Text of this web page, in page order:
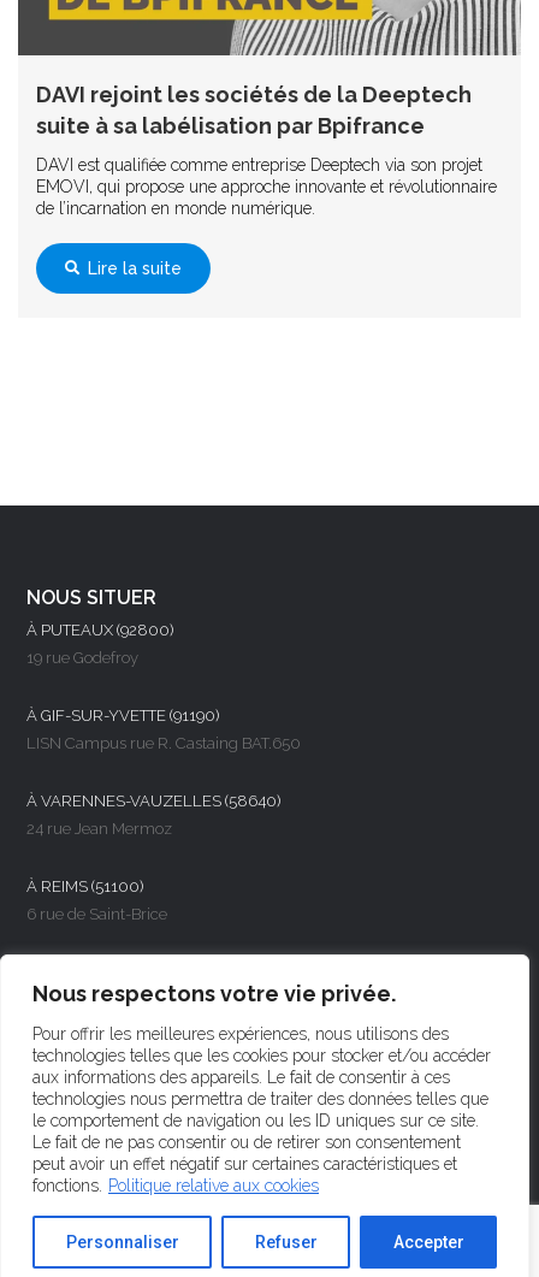
Nous respectons votre vie privée.
Pour offrir les meilleures expériences, nous utilisons des
technologies telles que les cookies pour stocker et/ou accéder
aux informations des appareils. Le fait de consentir à ces
technologies nous permettra de traiter des données telles que
le comportement de navigation ou les ID uniques sur ce site.
Le fait de ne pas consentir ou de retirer son consentement
peut avoir un effet négatif sur certaines caractéristiques et
fonctions.
Politique relative aux cookies
Personnaliser Refuser Accepter
DAVI rejoint les sociétés de la Deeptech
suite à sa labélisation par Bpifrance
DAVI est qualifiée comme entreprise Deeptech via son projet
EMOVI, qui propose une approche innovante et révolutionnaire
de l’incarnation en monde numérique.
Lire la suite
NOUS SITUER
À PUTEAUX (92800)
19 rue Godefroy
À GIF-SUR-YVETTE (91190)
LISN Campus rue R. Castaing BAT.650
À VARENNES-VAUZELLES (58640)
24 rue Jean Mermoz
À REIMS (51100)
6 rue de Saint-Brice
Par téléphone
+33 (0)1 47 75 84 50
Tweets by LesHumaniseurs